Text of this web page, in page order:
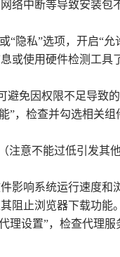
络中断等导致安装
隐私”选项，开启“允
或使用硬件检测工
免因权限不足导致的
”，检查并勾选相关
注意不能过低引发其
影响系统运行速度和
阻止浏览器下载功能。
理设置”，检查代理